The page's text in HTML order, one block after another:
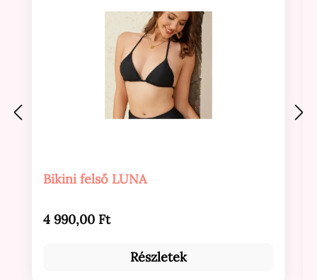
Bikini felső LUNA
Normál ár:
4 990,00 Ft
Részletek